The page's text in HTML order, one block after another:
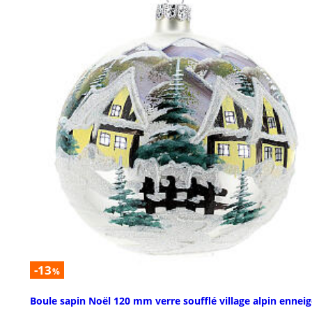
-13%
Boule sapin Noël 120 mm verre soufflé village alpin